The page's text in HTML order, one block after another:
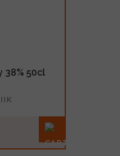
38% 50cl